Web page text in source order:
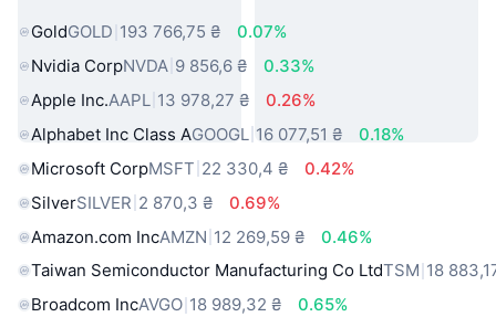
GoldGOLD 193 766,75 ₴
0.07%
Nvidia CorpNVDA 9 856,6 ₴
0.33%
Apple Inc.AAPL 13 978,27 ₴
0.26%
Alphabet Inc Class AGOOGL 16 077,51 ₴
0.18%
Microsoft CorpMSFT 22 330,4 ₴
0.42%
SilverSILVER 2 870,3 ₴
0.69%
Amazon.com IncAMZN 12 269,59 ₴
0.46%
Taiwan Semiconductor Manufacturing Co LtdTSM 18
Broadcom IncAVGO 18 989,32 ₴
0.65%